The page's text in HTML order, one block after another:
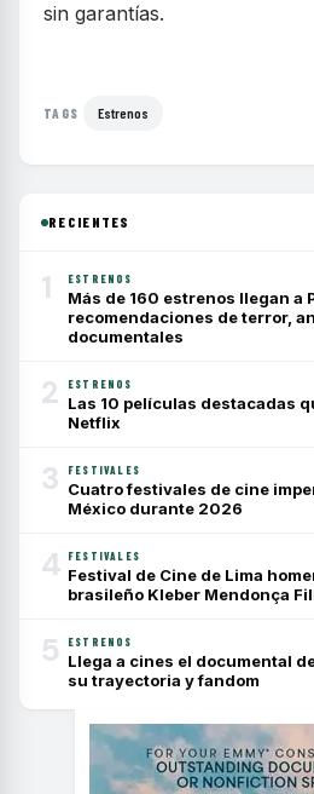
sin garantías.
TAGS Estrenos
RECIENTES
1 ESTRENOS
Más de 160 estrenos llegan a
recomendaciones de terror,
documentales
2 ESTRENOS
Las 10 películas destacadas
Netflix
3 FESTIVALES
Cuatro festivales de cine
México durante 2026
4 FESTIVALES
Festival de Cine de Lima
brasileño Kleber Mendonça
5 ESTRENOS
Llega a cines el documental
su trayectoria y fandom